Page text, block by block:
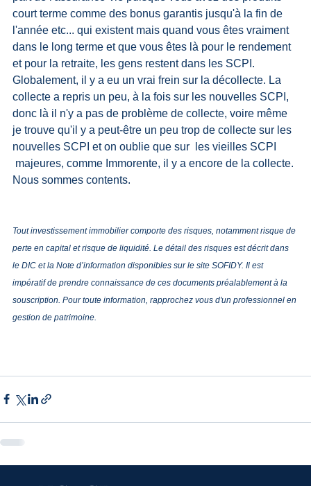
court terme comme des bonus garantis jusqu'à la fin de
l'année etc... qui existent mais quand vous êtes vraiment
dans le long terme et que vous êtes là pour le rendement
et pour la retraite, les gens restent dans les SCPI.
Globalement, il y a eu un vrai frein sur la décollecte. La
collecte a repris un peu, à la fois sur les nouvelles SCPI,
donc là il n'y a pas de problème de collecte, voire même
je trouve qu'il y a peut-être un peu trop de collecte sur les
nouvelles SCPI et on oublie que sur  les vieilles SCPI
majeures, comme Immorente, il y a encore de la collecte.
Nous sommes contents.
Tout investissement immobilier comporte des risques, notamment risque de
perte en capital et risque de liquidité. Le détail des risques est décrit dans
le DIC et la Note d’information disponibles sur le site SOFIDY. Il est
impératif de prendre connaissance de ces documents préalablement à la
souscription. Pour toute information, rapprochez vous d'un professionnel en
gestion de patrimoine.